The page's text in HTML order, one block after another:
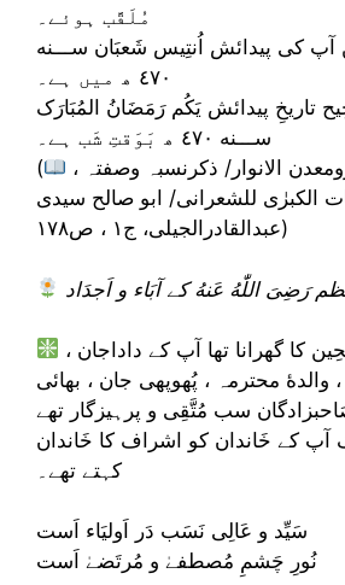
مُلَقَّب ہوئے۔
آپ کی پیدائش اُنتِیس شَعبَان ســـنه
٤٧٠ ھ میں ہے۔
تاریخِ پيدائش یَکُم رَمَضَانُ المُبَارَک
ســـنه ٤٧٠ ھ بَوَقتِ شَب ہے۔
(
الکبرٰی للشعرانی/ ابو صالح سیدی
عبدالقادرالجیلی، ج۱ ، ص۱٧٨)
، والدهٔ محترمہ ، پُھوپھی جان ، بھائی
کے خَاندان کو اشراف کا خَاندان
کہتے تھے۔
سَیِّد و عَالِی نَسَب دَر اَولیَاء اَست
نُورِ چَشمِ مُصطفےٰ و مُرتَضےٰ اَست